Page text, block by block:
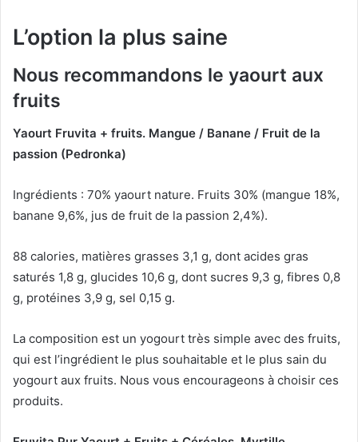
L’option la plus saine
Nous recommandons le yaourt aux
fruits
Yaourt Fruvita + fruits. Mangue / Banane / Fruit de la
passion (Pedronka)
Ingrédients : 70% yaourt nature. Fruits 30% (mangue 18%,
banane 9,6%, jus de fruit de la passion 2,4%).
88 calories, matières grasses 3,1 g, dont acides gras
saturés 1,8 g, glucides 10,6 g, dont sucres 9,3 g, fibres 0,8
g, protéines 3,9 g, sel 0,15 g.
La composition est un yogourt très simple avec des fruits,
qui est l’ingrédient le plus souhaitable et le plus sain du
yogourt aux fruits. Nous vous encourageons à choisir ces
produits.